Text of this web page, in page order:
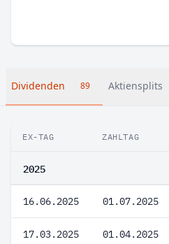
Dividenden 89 Aktiensplits
EX-TAG ZAHLTAG
2025
16.06.2025 01.07.2025
17.03.2025 01.04.2025